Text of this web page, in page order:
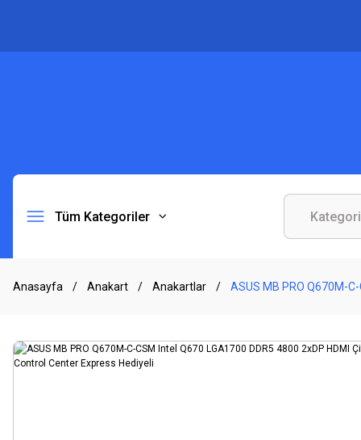
Tüm Kategoriler
Anasayfa Anakart Anakartlar ASUS MB PRO Q670M-